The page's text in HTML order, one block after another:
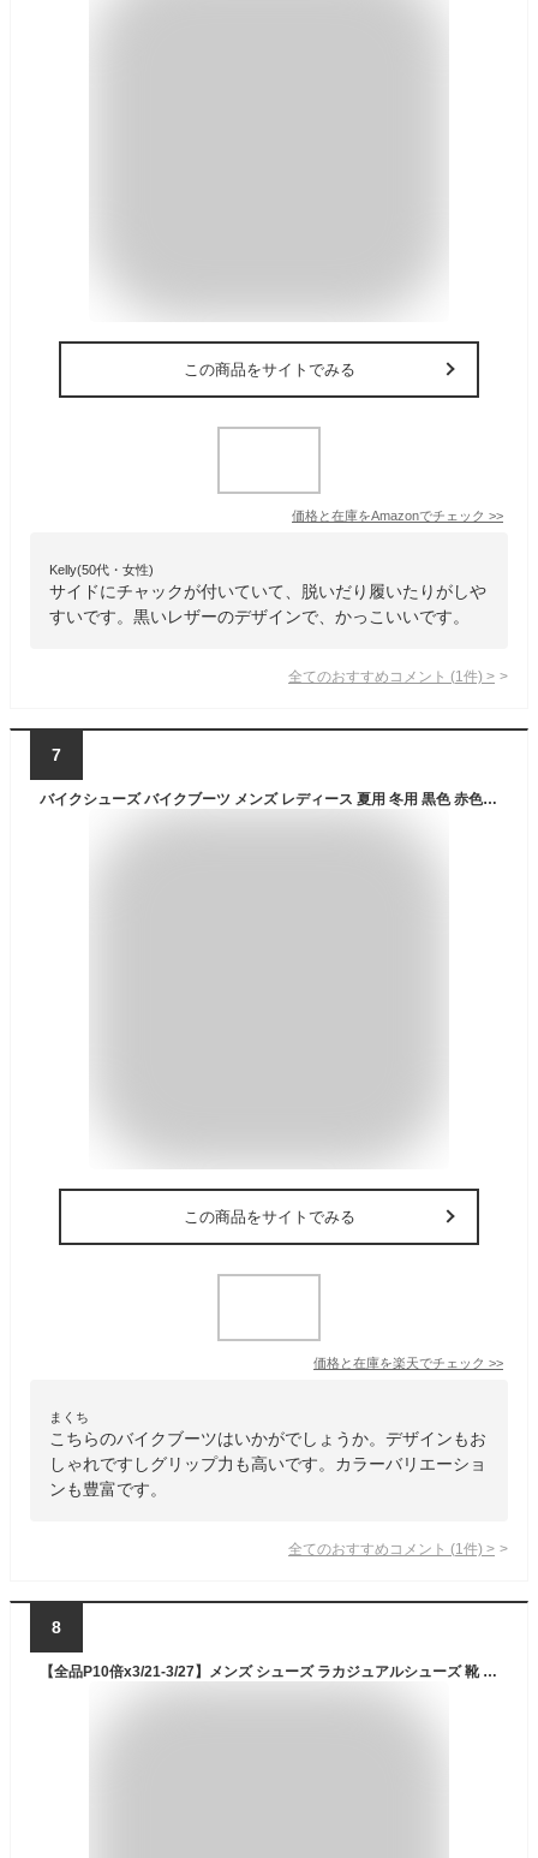
この商品をサイトでみる
価格と在庫をAmazonでチェック >>
Kelly(50代・女性)
サイドにチャックが付いていて、脱いだり履いたりがしや
すいです。黒いレザーのデザインで、かっこいいです。
全てのおすすめコメント (1 件) >
7
バイクシューズ バイクブーツ メンズ レディース 夏用 冬用 黒色 赤色 ショートブーツ ライディングブーツ Short Boots レーシングブーツ ライディングシューズ 男女兼用 バイク用靴 送料無料
この商品をサイトでみる
価格と在庫を楽天でチェック >>
まくち
こちらのバイクブーツはいかがでしょうか。デザインもお
しゃれですしグリップ力も高いです。カラーバリエーショ
ンも豊富です。
全てのおすすめコメント (1 件) >
8
【全品P10倍x3/21-3/27】メンズ シューズ ラカジュアルシューズ 靴 春夏秋冬用 厚底 メンズマーティンブーツ 男性シューズ 軽量 防滑 アウトドア ブーツ レザーブーツ バイクライダーブーツ ワークブーツ トレッキングブーツ オシャレ プレゼント 24-27cm JCSM